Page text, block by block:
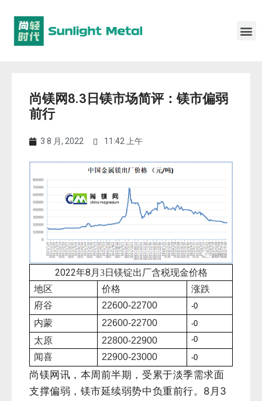
尚镁网8.3日镁市场简评：镁市偏弱
前行
3 8 月, 2022 11:42 上午
2022年8 月3日镁锭出厂含税现金价格
地区
价格
涨跌
府谷
22600-22700 -0
内蒙 22600-22700 -0
太原 22800-22900 -0
闻喜 22900-23000 -0
尚镁网讯，本周前半期，受累于淡季需求面
支撑偏弱，镁市延续弱势中负重前行。8月3